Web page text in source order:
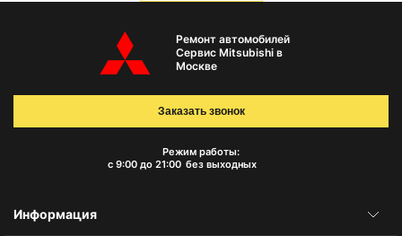
Ремонт автомобилей
Сервис Mitsubishi в
Москве
Режим работы:
с 9:00 до 21:00 без выходных
Заказать звонок
Информация